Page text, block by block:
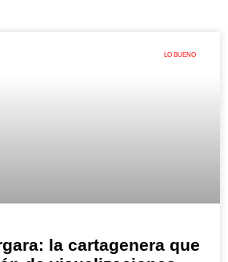
LO BUENO
la cartagenera que